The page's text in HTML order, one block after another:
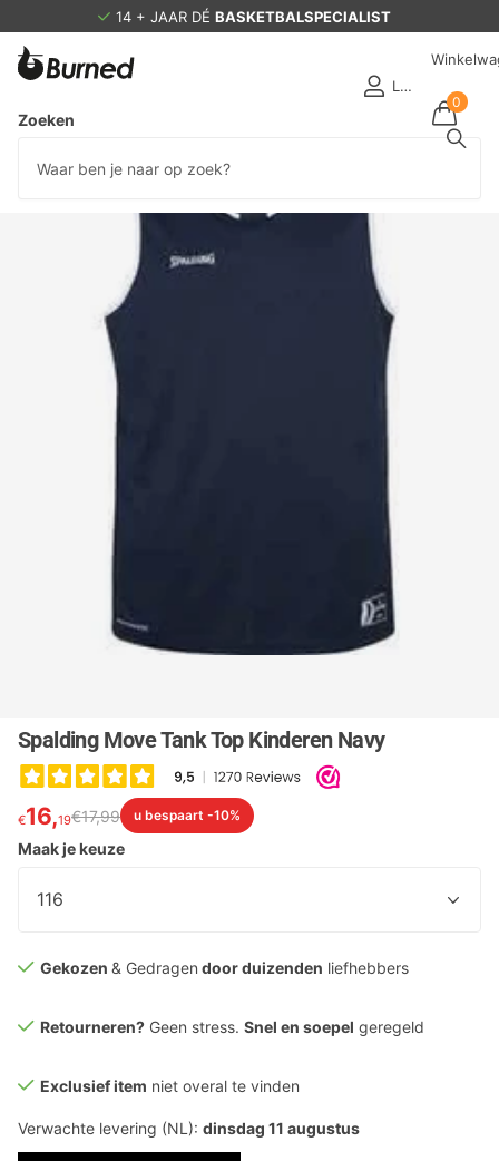
14 + JAAR DÉ BASKETBALSPECIALIST
Zoeken
Login
0
Spalding Move Tank Top Kinderen Navy
€16,19€17,99 u bespaart -10%
Maak je keuze
Gekozen & Gedragen door duizenden liefhebbers
Retourneren? Geen stress. Snel en soepel geregeld
Exclusief item niet overal te vinden
Verwachte levering (NL): dinsdag 11 augustus